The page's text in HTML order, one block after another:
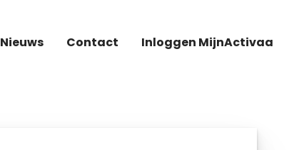
Nieuws Contact Inloggen MijnActivaa